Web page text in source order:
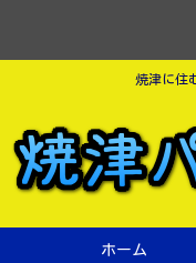
焼津に住
ホーム